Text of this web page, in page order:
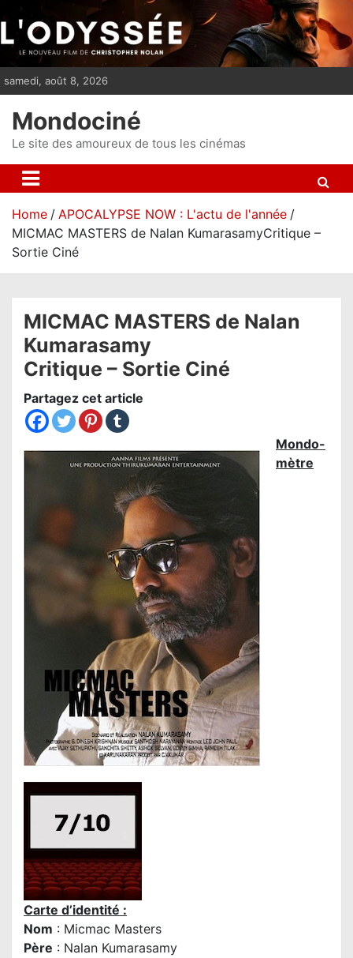
i
p
n
samedi, août 8, 2026
Mondociné
Le site des amoureux de tous les cinémas
Home
APOCALYPSE NOW : L'actu de l'année
MICMAC MASTERS de Nalan KumarasamyCritique –
Sortie Ciné
MICMAC MASTERS de Nalan
Kumarasamy
Critique – Sortie Ciné
Partagez cet article
Mondo-
mètre
Carte d’identité :
Nom : Micmac Masters
Père : Nalan Kumarasamy